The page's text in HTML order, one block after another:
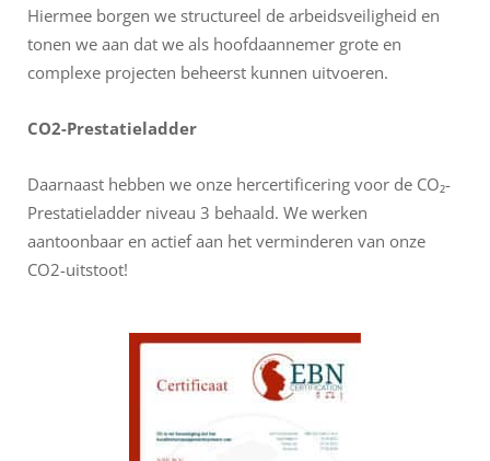
Hiermee borgen we structureel de arbeidsveiligheid en
tonen we aan dat we als hoofdaannemer grote en
complexe projecten beheerst kunnen uitvoeren.
CO2-Prestatieladder
Daarnaast hebben we onze hercertificering voor de CO₂-
Prestatieladder niveau 3 behaald. We werken
aantoonbaar en actief aan het verminderen van onze
CO2-uitstoot!